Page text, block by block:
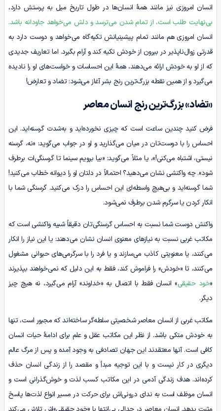
انسان امروزی نیز مانند همۀ انسان‌ها در طول تاریخ میل به پرستش دارد،
بی‌نهایت طلب است، از تمام شدن می‌ترسد و دلش می‌خواهد جاودانه باشد.
انسان امروزی هم مانند تمام پیشینیانش تکیه‌گاه می‌خواهد و دوست دارد به
قدرتی زوال‌ناپذیر در بیرون از خودش تکیه کند و آرام بگیرد. اما تعاریف جدیدی
که از او به خودش ارائه می‌دهند، همۀ این احساسات و خواست‌های او را نادیده
می‌گیرد و از همین نقطه بزرگ‌ترین رنج بشر آغاز می‌شود: تضاد و تعارض!
«تضاد» بزرگ‌ترین رنج انسان معاصر
فرض کنید چندین ساعت است که چیزی نخورده‌اید و به‌شدت گرسنه‌اید. این
احساس را با دوست‌تان در میان می‌گذارید و او در جواب می‌گوید: «نه، گرسنه
نیستی، اشتباه می‌کنی!»، یا مثلاً می‌گوید: «بیا برویم سینما تا گرسنگی‌ات برطرف
شود». چه واکنشی نشان می‌دهید؟ احتمالاً در دلتان او را دیوانه خطاب می‌کنید!
شما گرسنه‌اید و بی‌هیچ واسطه‌ای این احساس را درک می‌کنید. گرسنگی شما با
انکار کردن یا سرگرم شدن برطرف نمی‌شود.
واکنش دوست شما نسبت به احساس گرسنگی‌تان دقیقاً شبیه واکنشی است که
مکاتب غربی نسبت به نیازهای معنوی انسان نشان می‌دهند: یا این نیاز را انکار
می‌کنند، یا معنویتی کاذب می‌سازند و یا فرد را با سرگرمی‌های حیوانی مشغول
می‌کنند، تا «خودش» را فراموش کند، فقط به این دلیل که نمی‌خواهند بپذیرند
«خود حقیقی» انسان فقط با اتصال به «خداوند» آرام می‌گیرد، نه هیچ چیز
دیگر.
مکاتب غربی از انسان معاصر شخصیتی سلطه‌گر ساخته‌اند که مجبور است، تنها
به خودش متکی باشد. از نظر این مکاتب عقل و علم برای ادامۀ حیات انسان
کافی است. آنها معتقدند این جهان تصادفی به وجود آمده و پس از مرگ عالم
دیگری در کار نیست و با این توجیه مبدأ و مقصد را از زندگی انسان حذف
کرده‌اند. هدف زندگی آدمی در این مکاتب کسب لذت و خوش‌گذرانی است و
انسان موظف است به ندای درونی‌اش برای حرکت در مسیر انواع لذت‌ها پاسخ